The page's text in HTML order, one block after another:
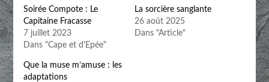
Soirée Compote : Le
Capitaine Fracasse
7 juillet 2023
Dans "Cape et d'Epée"
La sorcière sanglante
26 août 2025
Dans "Article"
Que la muse m’amuse : les
adaptations